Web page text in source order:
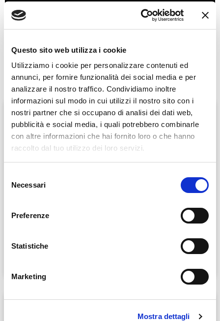
Questo sito web utilizza i cookie
Utilizziamo i cookie per personalizzare contenuti ed
annunci, per fornire funzionalità dei social media e per
analizzare il nostro traffico. Condividiamo inoltre
informazioni sul modo in cui utilizzi il nostro sito con i
nostri partner che si occupano di analisi dei dati web,
pubblicità e social media, i quali potrebbero combinarle
con altre informazioni che hai fornito loro o che hanno
raccolto dal tuo utilizzo dei loro servizi.
delNecessari
Preferenze
Statistiche
Marketing
Mostra dettagli
Consigliati per te: